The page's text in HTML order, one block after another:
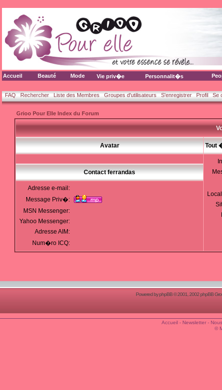
Accueil Beauté Mode Vie priv�e Personnalit�s
FAQ Rechercher Liste des Membres Groupes d'utilisateurs S'enregistrer Profil Se
Grioo Pour Elle Index du Forum
Avatar Tout
Contact ferrandas
Adresse e-mail:
Message Priv�:
MSN Messenger:
Yahoo Messenger:
Adresse AIM:
Num�ro ICQ:
Powered byphpBB© 2001, 2002 phpBB
Accueil- Newsletter-
©